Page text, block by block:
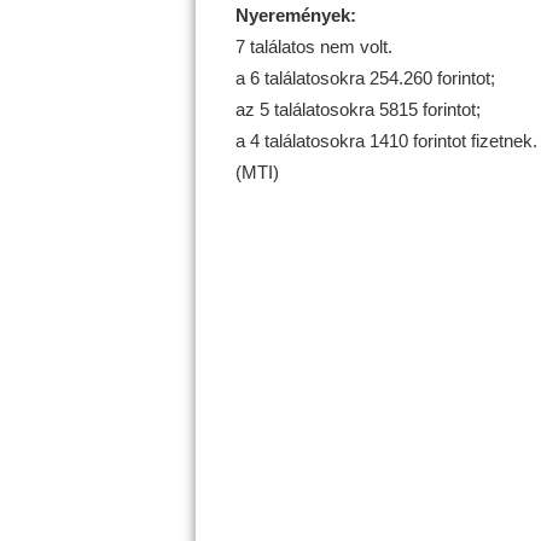
Nyeremények:
7 találatos nem volt.
a 6 találatosokra 254.260 forintot;
az 5 találatosokra 5815 forintot;
a 4 találatosokra 1410 forintot fizetnek.
(MTI)